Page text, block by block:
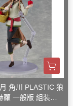
角川 PLASTIC 狼
蘿 一般版 組裝模